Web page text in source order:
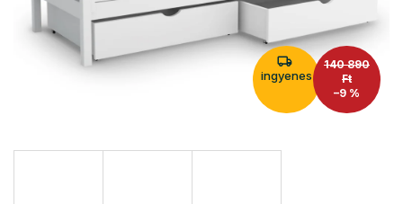
ingyenes
140 890
Ft
–9 %